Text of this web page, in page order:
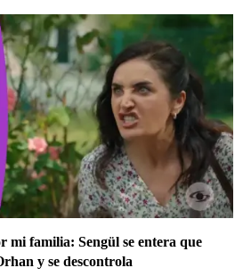
mi familia: Sengül se entera que
y se descontrola